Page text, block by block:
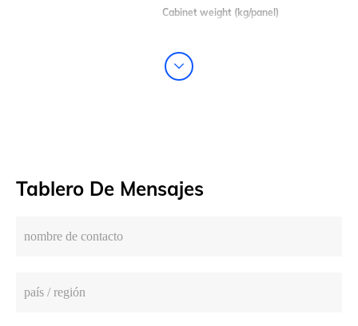
Cabinet weight (kg/panel)
Tablero De Mensajes
nombre de contacto
país / región